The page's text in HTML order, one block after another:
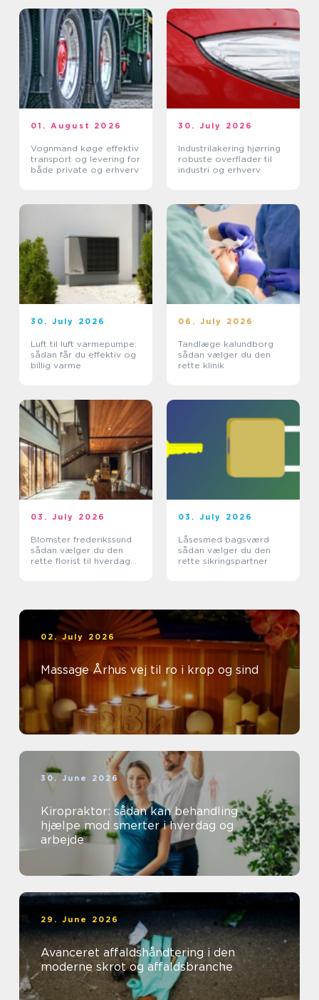
01. August 2026
Vognmand køge effektiv
transport og levering for
både private og erhverv
30. July 2026
Industrilakering hjørring
robuste overflader til
industri og erhverv
30. July 2026
Luft til luft varmepumpe:
sådan får du effektiv og
billig varme
06. July 2026
Tandlæge kalundborg
sådan vælger du den
rette klinik
03. July 2026
Blomster frederikssund
sådan vælger du den
rette florist til hverdag
03. July 2026
Låsesmed bagsværd
sådan vælger du den
rette sikringspartner
02. July 2026
Massage Århus vej til ro i krop og sind
30. June 2026
Kiropraktor: sådan kan behandling
hjælpe mod smerter i hverdag og
arbejde
29. June 2026
Avanceret affaldshåndtering i den
moderne skrot og affaldsbranche